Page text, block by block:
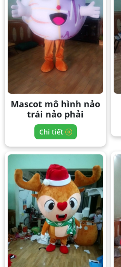
Mascot mô hình nảo
trái nảo phải
Chi tiết